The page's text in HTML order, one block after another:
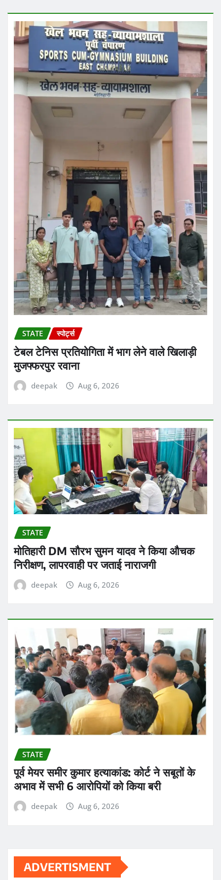
STATE स्पोर्ट्स
टेबल टेनिस प्रतियोगिता में भाग लेने वाले खिलाड़ी
मुजफ्फरपुर रवाना
deepak Aug 6, 2026
STATE
मोतिहारी DM सौरभ सुमन यादव ने किया औचक
निरीक्षण, लापरवाही पर जताई नाराजगी
deepak Aug 6, 2026
STATE
पूर्व मेयर समीर कुमार हत्याकांड: कोर्ट ने सबूतों के
अभाव में सभी 6 आरोपियों को किया बरी
deepak Aug 6, 2026
ADVERTISMENT